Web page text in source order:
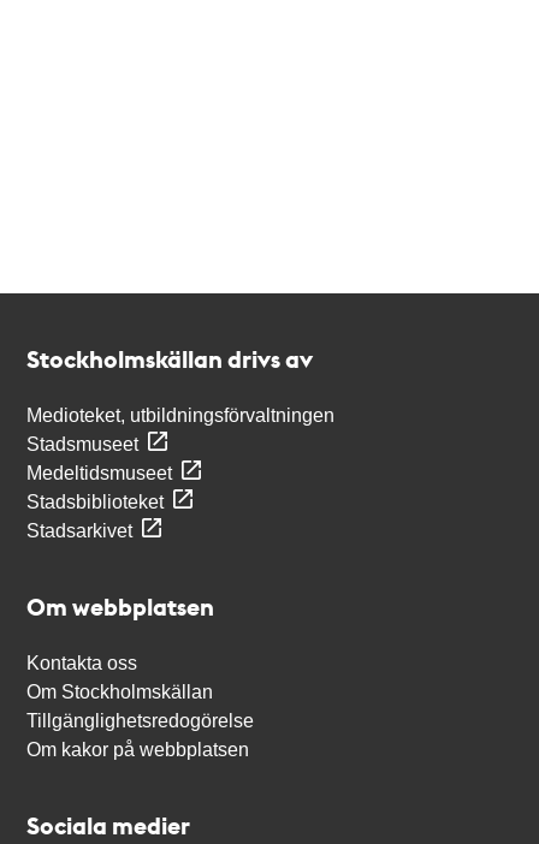
Stockholmskällan drivs av
Medioteket, utbildningsförvaltningen
Stadsmuseet
Medeltidsmuseet
Stadsbiblioteket
Stadsarkivet
Om webbplatsen
Kontakta oss
Om Stockholmskällan
Tillgänglighetsredogörelse
Om kakor på webbplatsen
Sociala medier